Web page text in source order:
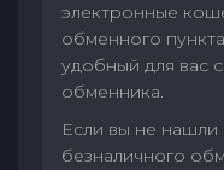
электронные
обменного
удобный для вас
обменника.
Если вы не
безналичного